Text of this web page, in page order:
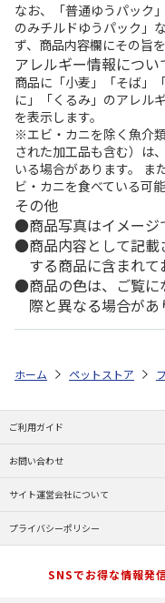
なお、「普通ゆうパック
のみチルドゆうパック」
ず、商品内容欄にその旨
アレルギー情報につい
商品に「小麦」「そば」
に」「くるみ」のアレル
を表示します。
※エビ・カニを除く魚介
された加工品も含む）は
いる場合があります。 ま
ビ・カニを食べている可
その他
商品写真はイメージ
商品内容として記
する商品に含まれて
商品の色は、ご覧
際と異なる場合があ
ホーム ペットストア
ご利用ガイド
お問い合わせ
サイト運営会社について
プライバシーポリシー
SNSでお得な情報発